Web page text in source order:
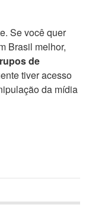
Se você quer
Brasil melhor,
de
tiver acesso
da mídia